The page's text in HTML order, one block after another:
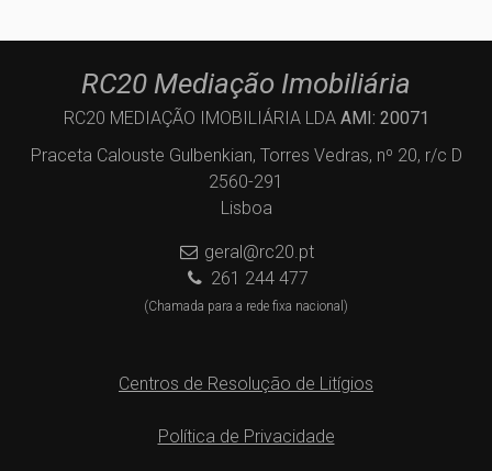
RC20 Mediação Imobiliária
RC20 MEDIAÇÃO IMOBILIÁRIA LDA AMI: 20071
Praceta Calouste Gulbenkian, Torres Vedras, nº 20, r/c D
2560-291
Lisboa
geral@rc20.pt
261 244 477
(Chamada para a rede fixa nacional)
Centros de Resolução de Litígios
Política de Privacidade